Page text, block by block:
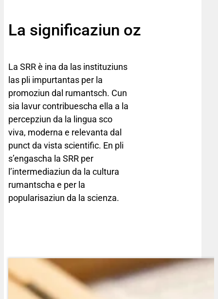
La significaziun oz
La SRR è ina da las instituziuns
las pli impurtantas per la
promoziun dal rumantsch. Cun
sia lavur contribuescha ella a la
percepziun da la lingua sco
viva, moderna e relevanta dal
punct da vista scientific. En pli
s’engascha la SRR per
l’intermediaziun da la cultura
rumantscha e per la
popularisaziun da la scienza.